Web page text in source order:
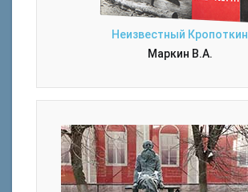
Неизвестный Кропоткин
Маркин В.А.